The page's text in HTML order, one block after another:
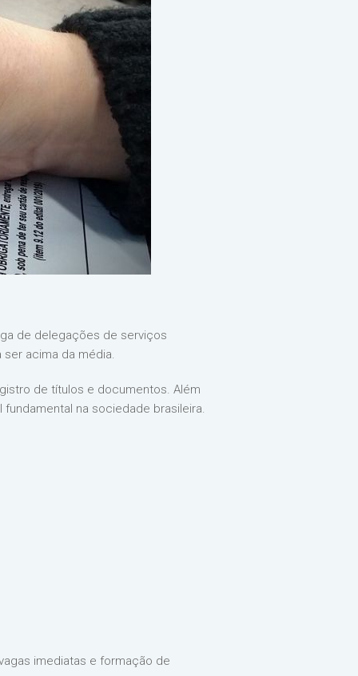
de delegações de serviços
acima da média.
de títulos e documentos. Além
na sociedade brasileira.
imediatas e formação de